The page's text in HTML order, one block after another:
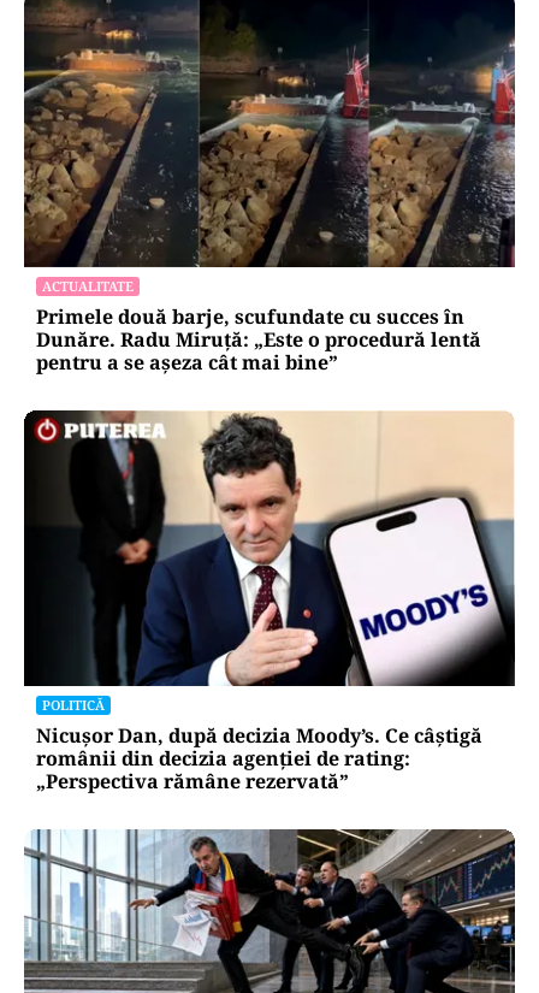
ACTUALITATE
Primele două barje, scufundate cu succes în
Dunăre. Radu Miruță: „Este o procedură lentă
pentru a se așeza cât mai bine”
POLITICĂ
Nicușor Dan, după decizia Moody’s. Ce câștigă
românii din decizia agenției de rating:
„Perspectiva rămâne rezervată”